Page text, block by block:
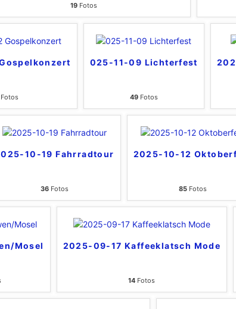
19 Fotos
Fotos
025-11-09 Lichterfest
49Fotos
10-19 Fahrradtour
36Fotos
2025-10-12
85 Fotos
Mosel 2025-09-17 Kaffeeklatsch Mode
14 Fotos